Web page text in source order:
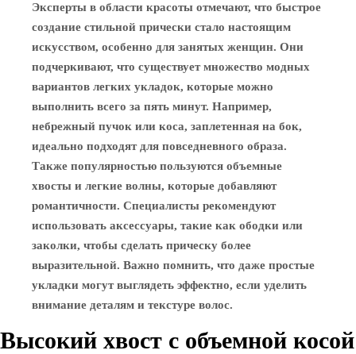
Эксперты в области красоты отмечают, что быстрое
создание стильной прически стало настоящим
искусством, особенно для занятых женщин. Они
подчеркивают, что существует множество модных
вариантов легких укладок, которые можно
выполнить всего за пять минут. Например,
небрежный пучок или коса, заплетенная на бок,
идеально подходят для повседневного образа.
Также популярностью пользуются объемные
хвосты и легкие волны, которые добавляют
романтичности. Специалисты рекомендуют
использовать аксессуары, такие как ободки или
заколки, чтобы сделать прическу более
выразительной. Важно помнить, что даже простые
укладки могут выглядеть эффектно, если уделить
внимание деталям и текстуре волос.
Высокий хвост с объемной косой